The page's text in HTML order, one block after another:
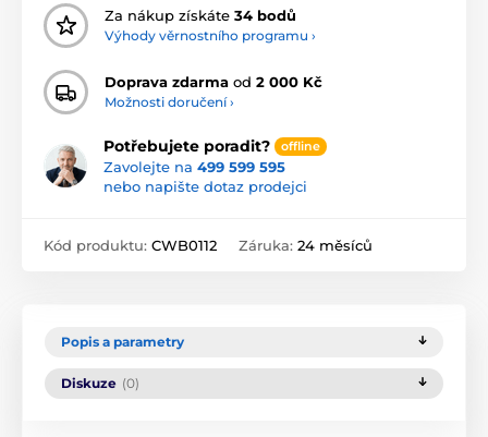
Za nákup získáte 34 bodů
Výhody věrnostního programu ›
Doprava zdarma od 2 000 Kč
Možnosti doručení ›
Potřebujete poradit? offline
Zavolejte na 499 599 595
nebo napište dotaz prodejci
Kód produktu: CWB0112 Záruka: 24 měsíců
Popis a parametry
Diskuze (0)